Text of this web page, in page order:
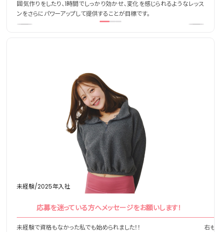
囲気作りをしたり、1時間でしっかり効かせ、変化を感じられるようなレッス
ンをさらにパワーアップして提供することが目標です。
未経験/2025年入社
応募を迷っている方へメッセージをお願いします！
未経験で資格もなかった私でも始められました！！
右も